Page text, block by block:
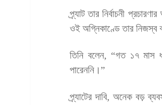
প্র্যাট তার নির্বাচনী
ওই অগ্নিকাণ্ডে তার নিজস্ব
তিনি বলেন, “গত ১৭ মাস
পারেননি।”
প্র্যাটের দাবি, অনেক বড়